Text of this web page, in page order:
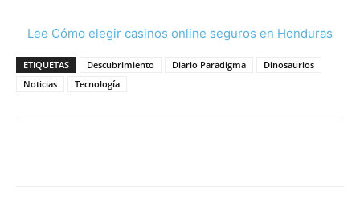
Lee Cómo elegir casinos online seguros en Honduras
ETIQUETAS Descubrimiento Diario Paradigma
Dinosaurios
Noticias
Tecnología